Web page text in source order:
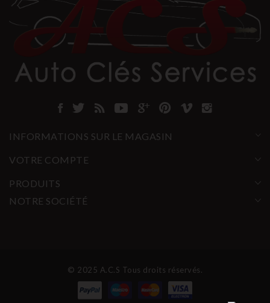
INFORMATIONS SUR LE MAGASIN
VOTRE COMPTE
PRODUITS
NOTRE SOCIÉTÉ
© 2025 A.C.S Tous droits réservés.